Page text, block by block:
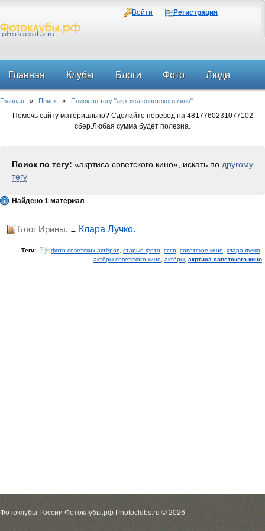
Войти Регистрация
Главная Клубы Блоги Фото Люди
Форум
Главная » Поиск » Поиск по тегу "акртиса советского кино"
Помочь сайту материально? Сделайте перевод на 4817760231077102
сбер.Любая сумма будет полезна.
Поиск по тегу: «акртиса советского кино», искать по другому
тегу
Найдено 1 материал
Блог Ирины. → Клара Лучко.
Теги: фото советских актёров старые фото ссср советское кино клара лучко
актёры советского кино актёры акртиса советского кино
Фотоклубы России Фотоклубы.рф Photoclubs.ru © 2026